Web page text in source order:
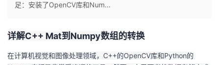
页
开
足：安装了OpenCV库和Num...
详解C++ Mat到Numpy数组的转换
在计算机视觉和图像处理领域，C++的OpenCV库和Python的